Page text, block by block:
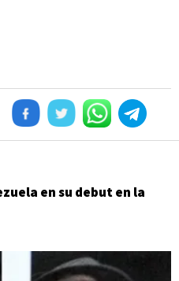
en su debut en la